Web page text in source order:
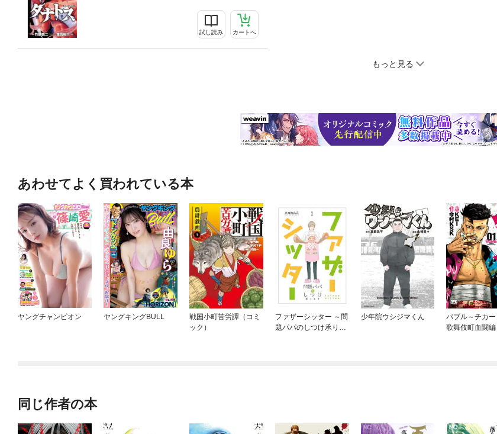
試し読み カートへ
もっと見る
あわせてよく買われている本
ヤングチャンピオン ヤングキングBULL
戦国小町苦労譚（コミ
ック）
ファザーシッター ～問
題パパのしつけ承りま
少年院ウシジマくん
バブル～チカー
歌舞伎町血闘編
同じ作者の本